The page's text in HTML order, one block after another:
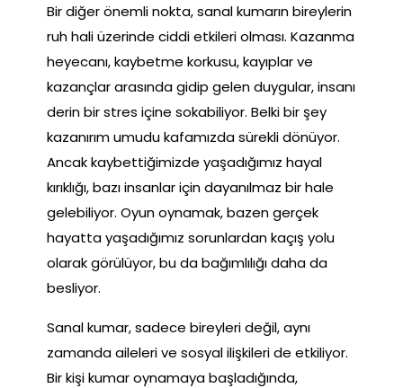
Bir diğer önemli nokta, sanal kumarın bireylerin
ruh hali üzerinde ciddi etkileri olması. Kazanma
heyecanı, kaybetme korkusu, kayıplar ve
kazançlar arasında gidip gelen duygular, insanı
derin bir stres içine sokabiliyor. Belki bir şey
kazanırım umudu kafamızda sürekli dönüyor.
Ancak kaybettiğimizde yaşadığımız hayal
kırıklığı, bazı insanlar için dayanılmaz bir hale
gelebiliyor. Oyun oynamak, bazen gerçek
hayatta yaşadığımız sorunlardan kaçış yolu
olarak görülüyor, bu da bağımlılığı daha da
besliyor.
Sanal kumar, sadece bireyleri değil, aynı
zamanda aileleri ve sosyal ilişkileri de etkiliyor.
Bir kişi kumar oynamaya başladığında,